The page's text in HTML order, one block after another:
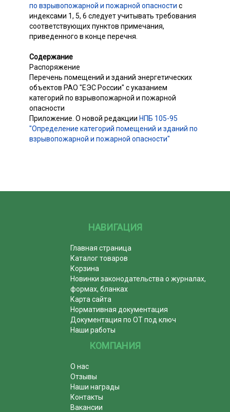
по взрывопожарной и пожарной опасности с
индексами 1, 5, 6 следует учитывать требования
соответствующих пунктов примечания,
приведенного в конце перечня.
Содержание
Распоряжение
Перечень помещений и зданий энергетических
объектов РАО "ЕЭС России" с указанием
категорий по взрывопожарной и пожарной
опасности
Приложение. О новой редакции НПБ 105-95
"Определение категорий помещений и зданий по
взрывопожарной и пожарной опасности"
НАВИГАЦИЯ
Главная страница
Каталог товаров
Корзина
Новинки законодательства о журналах,
формах, бланках
Карта сайта
Нормативная документация
Документация по ОТ под ключ
Наши работы
КОМПАНИЯ
О нас
Отзывы
Наши награды
Контакты
Вакансии